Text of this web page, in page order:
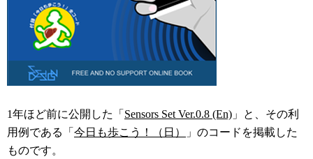
1年ほど前に公開した「 Sensors Set Ver.0.8 (En) 」と、その利
用例である「 今日も歩こう！（日）
」のコードを掲載した
ものです。